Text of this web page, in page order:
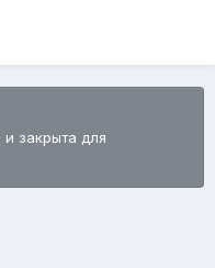
закрыта для